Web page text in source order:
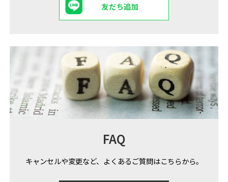
友だち追加
FAQ
キャンセルや変更など、よくあるご質問はこちらから。